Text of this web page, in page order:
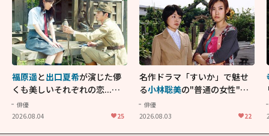
福原遥と出口夏希が演じた儚
くも美しいそれぞれの恋...生
きることの尊さを教えてくれ
た映画「あの花が咲く丘で、
俳優
2026.08.04
25
名作ドラマ「すいか」で魅せ
る小林聡美の"普通の女性"が
大人に刺さる...映画「かもめ
食堂」にも通じる静かな芝居
俳優
2026.08.03
22